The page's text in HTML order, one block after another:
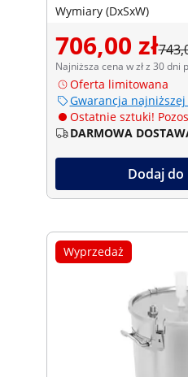
Wymiary (DxSxW)
706,00 zł
Najniższa cena w zł z 30 dni
Oferta limitowana
Gwarancja najniższej
Ostatnie sztuki!
DARMOWA
Dodaj do
Wyprzedaż